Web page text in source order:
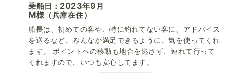
乗船日： 2023年9 月
M様 （兵庫在住）
船長は、初めての客や、特に釣れてない客に、アドバイス
を送るなど、みんなが満足できるように、気を使ってくれ
ます。 ポイントへの移動も地合を逃さず、連れて行って
くれますので、いつも安心してます。